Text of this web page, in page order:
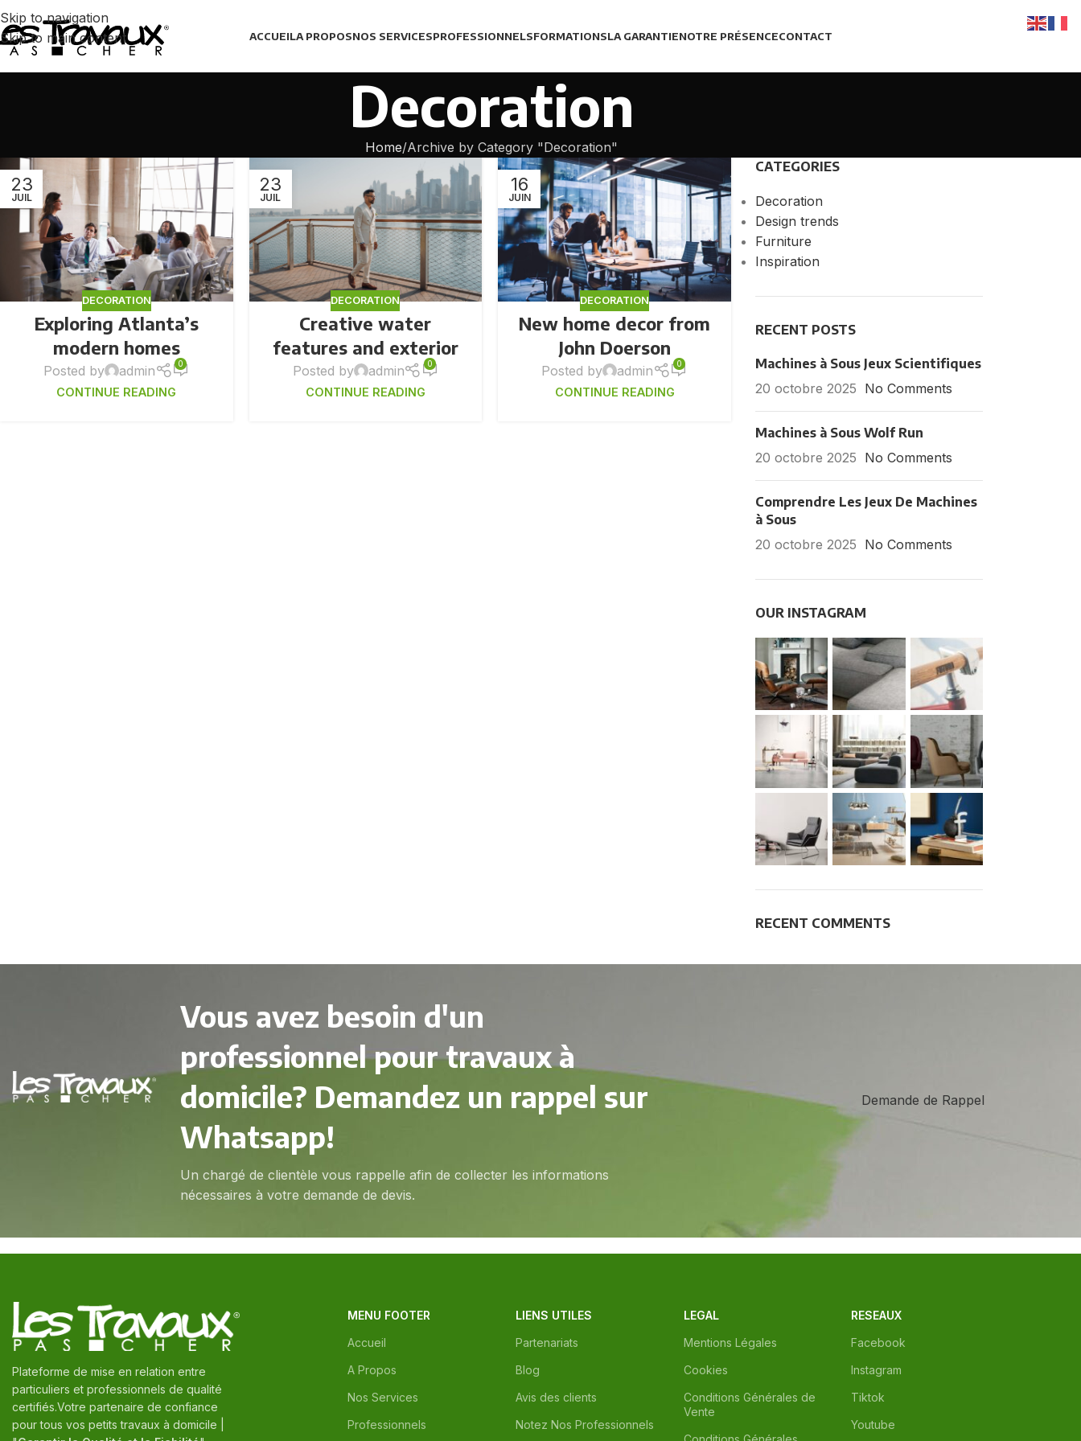
Skip to navigation
Skip to main content
ACCUEILA PROPOSNOS SERVICESPROFESSIONNELSFORMATIONSLA GARANTIENOTRE PRÉSENCECONTACT
Decoration
Home Archive by Category "Decoration"
23
JUIL
DECORATION
Exploring Atlanta’s
modern homes
Posted by admin 0
CONTINUE READING
23
JUIL
DECORATION
Creative water
features and exterior
Posted by admin 0
CONTINUE READING
16
JUIN
DECORATION
New home decor from
John Doerson
Posted by admin 0
CONTINUE READING
CATEGORIES
Decoration
Design trends
Furniture
Inspiration
RECENT POSTS
Machines à Sous Jeux Scientifiques
20 octobre 2025 No Comments
Machines à Sous Wolf Run
20 octobre 2025 No Comments
Comprendre Les Jeux De Machines
à Sous
20 octobre 2025 No Comments
OUR INSTAGRAM
RECENT COMMENTS
Vous avez besoin d'un
professionnel pour travaux à
domicile? Demandez un rappel sur
Whatsapp!
Un chargé de clientèle vous rappelle afin de collecter les informations
nécessaires à votre demande de devis.
Demande de Rappel
Plateforme de mise en relation entre
particuliers et professionnels de qualité
certifiés.Votre partenaire de confiance
pour tous vos petits travaux à domicile |
MENU FOOTER
Accueil
A Propos
Nos Services
Professionnels
LIENS UTILES
Partenariats
Blog
Avis des clients
Notez Nos Professionnels
LEGAL
Mentions Légales
Cookies
Conditions Générales de
Vente
RESEAUX
Facebook
Instagram
Tiktok
Youtube